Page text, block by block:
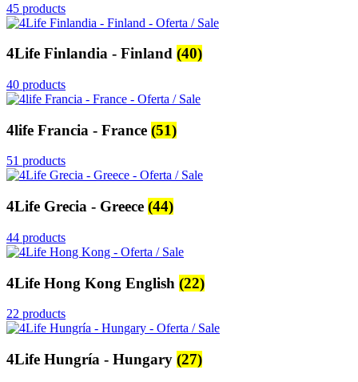
45 products
4Life Finlandia - Finland (40)
40 products
4life Francia - France (51)
51 products
4Life Grecia - Greece (44)
44 products
4Life Hong Kong English (22)
22 products
4Life Hungría - Hungary (27)